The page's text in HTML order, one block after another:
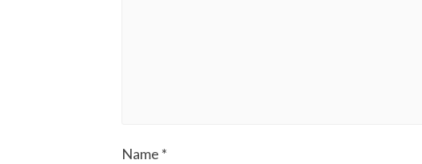
Name *